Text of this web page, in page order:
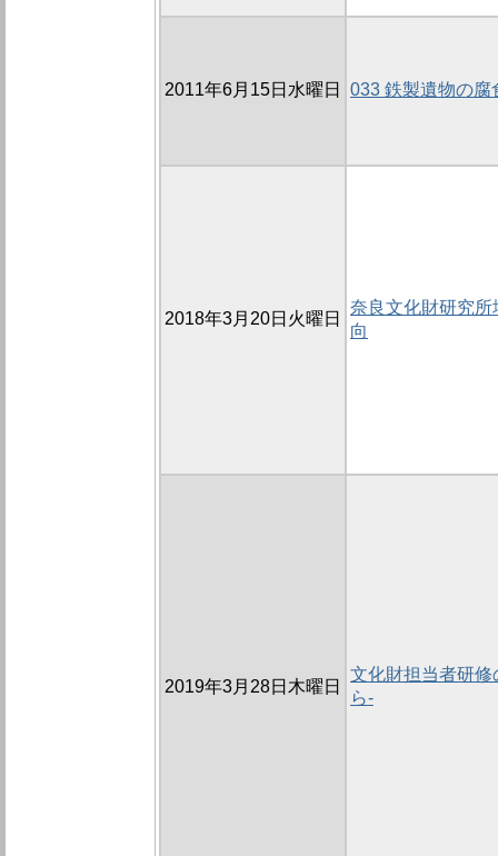
2011年6月15日水曜日 033 鉄製遺物の腐
2018年3月20日火曜日
奈良文化財研究
向
2019年3月28日木曜日
文化財担当者研
ら-